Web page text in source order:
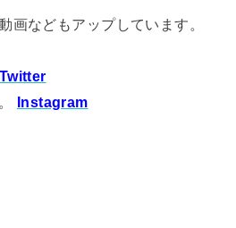
画などもアップしています。
Twitter
Instagram